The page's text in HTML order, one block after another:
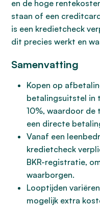
en de hoge
staan of een
is een kredietcheck
dit precies werkt en
Samenvatting
Kopen op
betalingsuitstel in
10%, waardoor de
een directe
Vanaf een
kredietcheck
BKR-registratie,
waarborgen.
Looptijden
mogelijk extra